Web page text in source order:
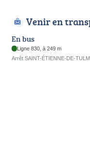
Venir en
En bus
Ligne 830, à 249 m
Arrêt SAINT-ÉTIENNE-DE-